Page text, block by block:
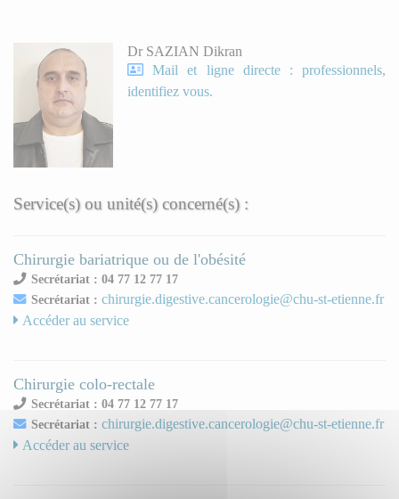
Dr SAZIAN Dikran
Mail et ligne directe : professionnels,
identifiez vous.
Service(s) ou unité(s) concerné(s) :
Chirurgie bariatrique ou de l'obésité
Secrétariat : 04 77 12 77 17
Secrétariat :chirurgie.digestive.cancerologie@chu-st-etienne.fr
Accéder au service
Chirurgie colo-rectale
Secrétariat : 04 77 12 77 17
Secrétariat :chirurgie.digestive.cancerologie@chu-st-etienne.fr
Accéder au service